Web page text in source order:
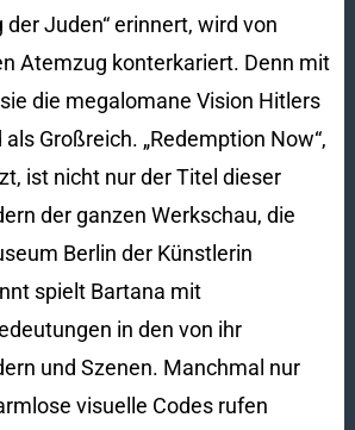
der Juden“ erinnert, wird von
Atemzug konterkariert. Denn mit
die megalomane Vision Hitlers
Großreich. „Redemption Now“,
ist nicht nur der Titel dieser
der ganzen Werkschau, die
Berlin der Künstlerin
spielt Bartana mit
in den von ihr
und Szenen. Manchmal nur
visuelle Codes rufen